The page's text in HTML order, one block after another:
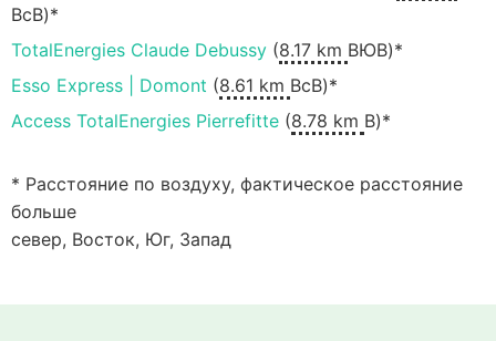
ВсВ)*
TotalEnergies Claude Debussy (8.17 km ВЮВ)*
Esso Express | Domont (8.61 km ВсВ)*
Access TotalEnergies Pierrefitte (8.78 km В)*
* Расстояние по воздуху, фактическое расстояние
больше
север, Восток, Юг, Запад